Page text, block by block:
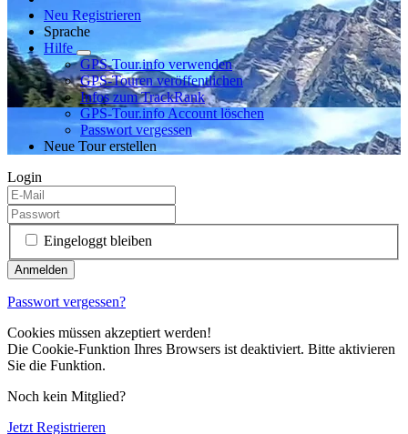
Neu Registrieren
Sprache
Hilfe
GPS-Tour.info verwenden
GPS-Touren veröffentlichen
Infos zum TrackRank
GPS-Tour.info Account löschen
Passwort vergessen
Neue Tour erstellen
Login
Eingeloggt bleiben
Passwort vergessen?
Cookies müssen akzeptiert werden!
Die Cookie-Funktion Ihres Browsers ist deaktiviert. Bitte aktivieren
Sie die Funktion.
Noch kein Mitglied?
Jetzt Registrieren